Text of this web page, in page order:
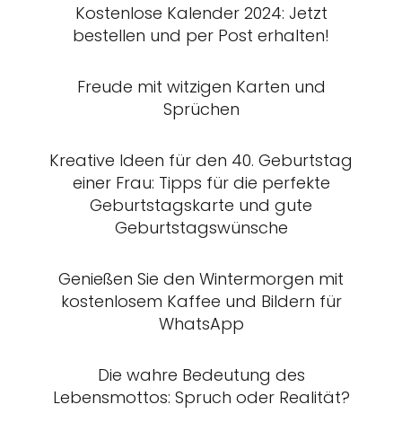
Kostenlose Kalender 2024: Jetzt
bestellen und per Post erhalten!
Freude mit witzigen Karten und
Sprüchen
Kreative Ideen für den 40. Geburtstag
einer Frau: Tipps für die perfekte
Geburtstagskarte und gute
Geburtstagswünsche
Genießen Sie den Wintermorgen mit
kostenlosem Kaffee und Bildern für
WhatsApp
Die wahre Bedeutung des
Lebensmottos: Spruch oder Realität?